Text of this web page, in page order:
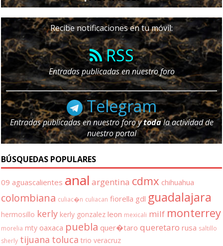
Recibe notificaciones en tu móvil:
RSS
Entradas publicadas en nuestro foro
Telegram
Entradas publicadas en nuestro foro ytodala actividad de
nuestro portal
BÚSQUEDAS POPULARES
09 aguascalientes anal argentina cdmx chihuahua
colombiana culiac�n culiacan fiorella gdl guadalajara
hermosillo kerly kerly gonzalez leon mexicali milf monterrey
morelia mty oaxaca puebla quer�taro queretaro rusa saltillo
sherly tijuana toluca trio veracruz